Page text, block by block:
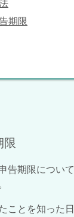
期限
限
告期限につい
ことを知った